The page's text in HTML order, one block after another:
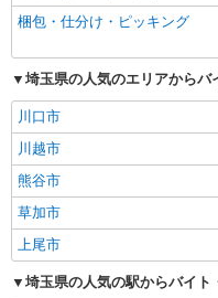
梱包・仕分け・ピッキング
埼玉県の人気のエリアから
川口市
川越市
熊谷市
草加市
上尾市
埼玉県の人気の駅からバイ